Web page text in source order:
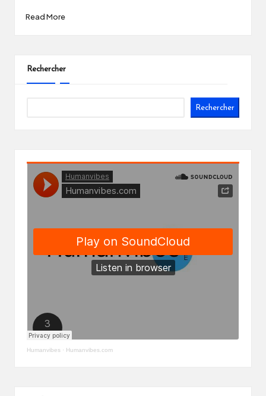
Read More
Rechercher
Rechercher
Humanvibes · Humanvibes.com